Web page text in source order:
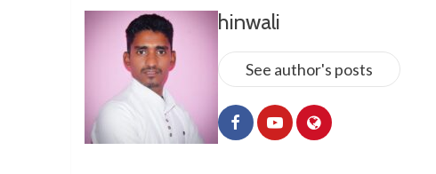
hinwali
See author's posts